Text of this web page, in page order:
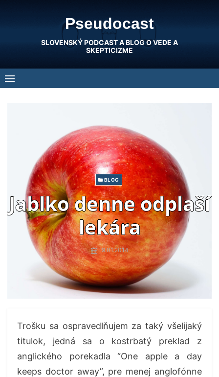
Pseudocast
SLOVENSKÝ PODCAST A BLOG O VEDE A
SKEPTICIZME
BLOG
Jablko denne odplaší
lekára
9.01.2014
Trošku sa ospravedlňujem za taký všelijaký
titulok, jedná sa o kostrbatý preklad z
anglického porekadla “One apple a day
keeps doctor away”, pre menej anglofónne